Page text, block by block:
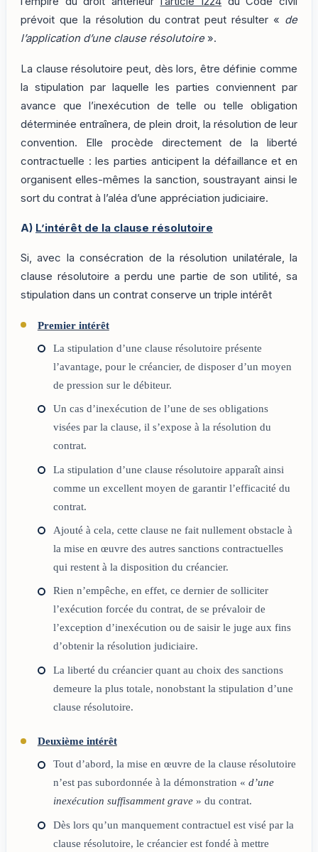
prévoit que la résolution du contrat peut résulter « de
l’application d’une clause résolutoire».
La clause résolutoire peut, dès lors, être définie comme
la stipulation par laquelle les parties conviennent par
avance que l’inexécution de telle ou telle obligation
déterminée entraînera, de plein droit, la résolution de leur
convention. Elle procède directement de la liberté
contractuelle : les parties anticipent la défaillance et en
organisent elles-mêmes la sanction, soustrayant ainsi le
sort du contrat à l’aléa d’une appréciation judiciaire.
A) L’intérêt de la clause résolutoire
Si, avec la consécration de la résolution unilatérale, la
clause résolutoire a perdu une partie de son utilité, sa
stipulation dans un contrat conserve un triple intérêt
Premier intérêt
La stipulation d’une clause résolutoire présente
l’avantage, pour le créancier, de disposer d’un moyen
de pression sur le débiteur.
Un cas d’inexécution de l’une de ses obligations
visées par la clause, il s’expose à la résolution du
contrat.
La stipulation d’une clause résolutoire apparaît ainsi
comme un excellent moyen de garantir l’efficacité du
contrat.
Ajouté à cela, cette clause ne fait nullement obstacle à
la mise en œuvre des autres sanctions contractuelles
qui restent à la disposition du créancier.
Rien n’empêche, en effet, ce dernier de solliciter
l’exécution forcée du contrat, de se prévaloir de
l’exception d’inexécution ou de saisir le juge aux fins
d’obtenir la résolution judiciaire.
La liberté du créancier quant au choix des sanctions
demeure la plus totale, nonobstant la stipulation d’une
clause résolutoire.
Deuxième intérêt
Tout d’abord, la mise en œuvre de la clause résolutoire
n’est pas subordonnée à la démonstration «d’une
inexécution suffisamment grave » du contrat.
Dès lors qu’un manquement contractuel est visé par la
clause résolutoire, le créancier est fondé à mettre